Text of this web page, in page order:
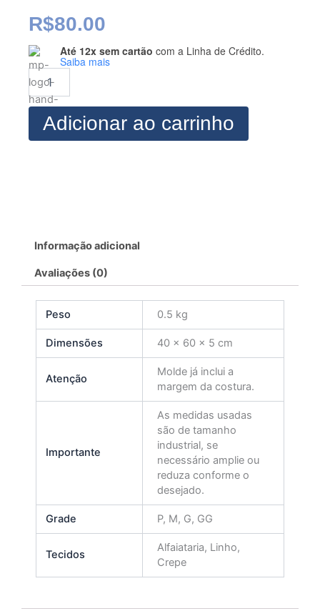
R$80.00
Até 12x sem cartão com a Linha de Crédito.
Saiba mais
MODELAGEM
CONJUNTO
VERAO
3
quantidade
Adicionar ao carrinho
Informação adicional
Avaliações (0)
Peso 0.5 kg
Dimensões 40 × 60 × 5 cm
Atenção
Molde já inclui a
margem da costura.
Importante
As medidas usadas
são de tamanho
industrial, se
necessário amplie ou
reduza conforme o
desejado.
Grade P, M, G, GG
Tecidos
Alfaiataria, Linho,
Crepe